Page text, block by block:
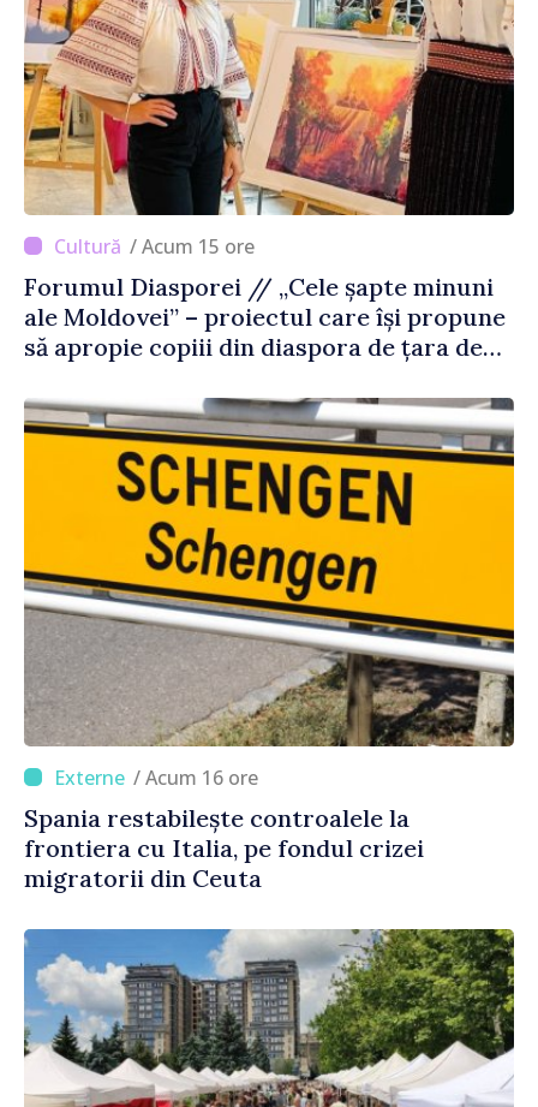
/ Acum 15 ore
Forumul Diasporei // „Cele șapte minuni
ale Moldovei” – proiectul care își propune
să apropie copiii din diaspora de țara de
/ Acum 16 ore
Spania restabilește controalele la
frontiera cu Italia, pe fondul crizei
migratorii din Ceuta